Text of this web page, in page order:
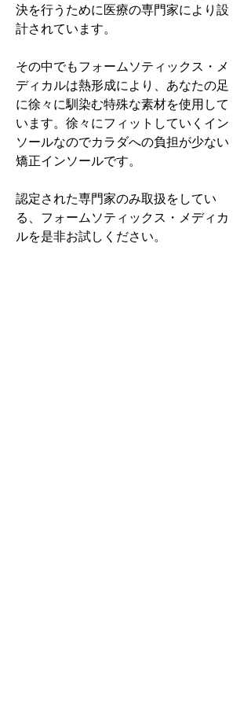
決を行うために医療の専門家により設
計されています。
その中でもフォームソティックス・メ
ディカルは熱形成により、あなたの足
に徐々に馴染む特殊な素材を使用して
います。徐々にフィットしていくイン
ソールなのでカラダへの負担が少ない
矯正インソールです。
認定された専門家のみ取扱をしてい
る、フォームソティックス・メディカ
ルを是非お試しください。